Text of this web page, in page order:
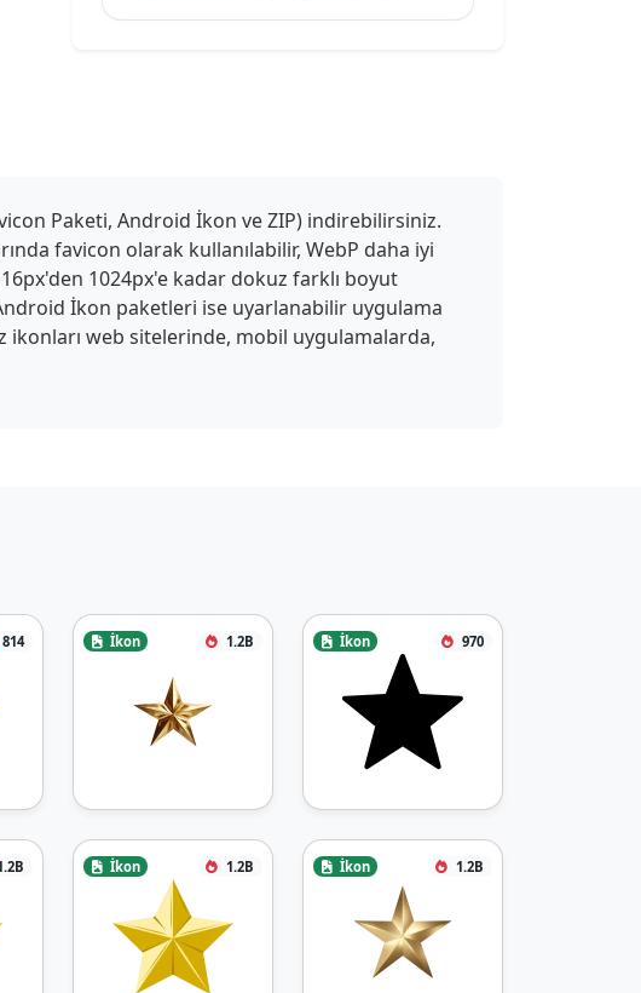
Paketi, Android İkon ve ZIP) indirebilirsiniz.
favicon olarak kullanılabilir, WebP daha iyi
16px'den 1024px'e kadar dokuz farklı boyut
İkon paketleri ise uyarlanabilir uygulama
ikonları web sitelerinde, mobil uygulamalarda,
814 İkon 1.2B İkon 970
İkon 1.2B İkon 1.2B